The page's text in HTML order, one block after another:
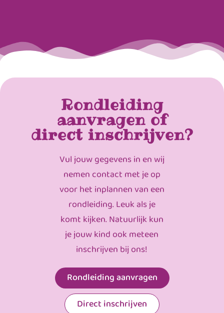
Rondleiding
aanvragen of
direct inschrijven?
Vul jouw gegevens in en wij
nemen contact met je op
voor het inplannen van een
rondleiding. Leuk als je
komt kijken. Natuurlijk kun
je jouw kind ook meteen
inschrijven bij ons!
Rondleiding aanvragen
Direct inschrijven